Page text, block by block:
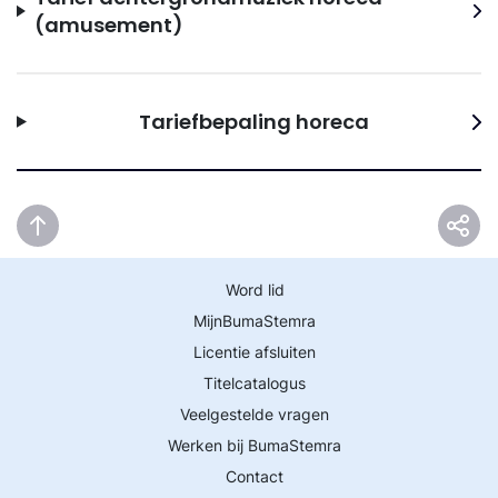
(amusement)
Tariefbepaling horeca
Word lid
MijnBumaStemra
Licentie afsluiten
Titelcatalogus
Veelgestelde vragen
Werken bij BumaStemra
Contact